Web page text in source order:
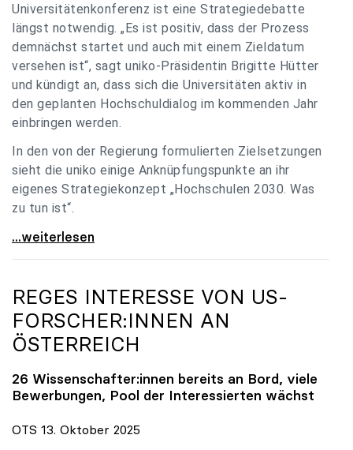
Universitätenkonferenz ist eine Strategiedebatte
längst notwendig. „Es ist positiv, dass der Prozess
demnächst startet und auch mit einem Zieldatum
versehen ist“, sagt uniko-Präsidentin Brigitte Hütter
und kündigt an, dass sich die Universitäten aktiv in
den geplanten Hochschuldialog im kommenden Jahr
einbringen werden.
In den von der Regierung formulierten Zielsetzungen
sieht die uniko einige Anknüpfungspunkte an ihr
eigenes Strategiekonzept „Hochschulen 2030. Was
zu tun ist“.
Universitäten: Hochschulstrategie 2040 muss eine
...weiterlesen
REGES INTERESSE VON US-
FORSCHER:INNEN AN
ÖSTERREICH
26 Wissenschafter:innen bereits an Bord, viele
Bewerbungen, Pool der Interessierten wächst
OTS 13. Oktober 2025